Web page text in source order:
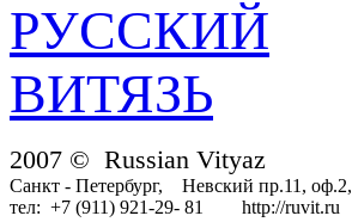
2007 © Russian Vityaz
Санкт - Петербург, Невский пр.11, оф.2,
тел: +7 (911) 921-29- 81 http://ruvit.ru